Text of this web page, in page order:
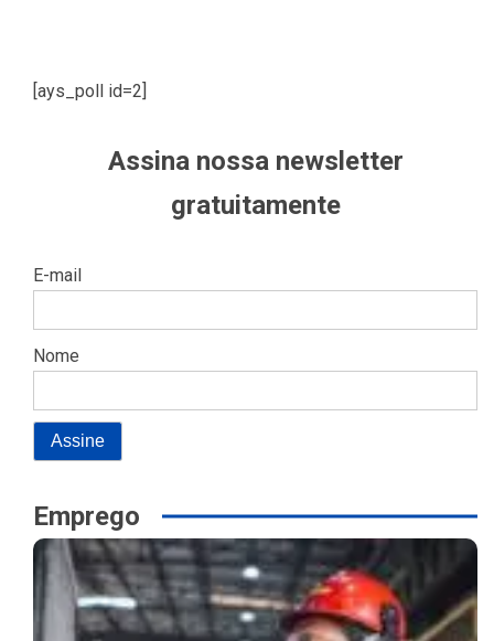
[ays_poll id=2]
Assina nossa newsletter
gratuitamente
E-mail
Nome
Emprego